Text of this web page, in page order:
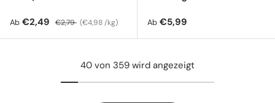
Verkaufspreis
Ab €2,49 Normaler Preis
€2,79 Grundpreis
€4,98 /kg Normaler Preis
Ab €5,99
40 von 359 wird angezeigt